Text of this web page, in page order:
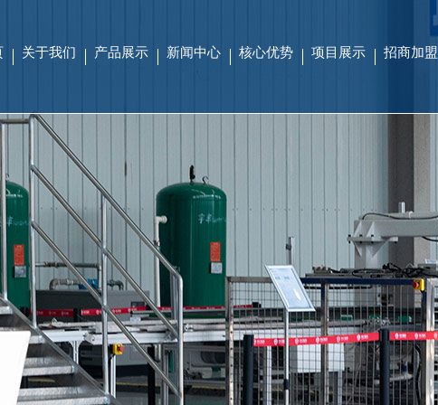
关于我们 产品展示 新闻中心 核心优势 项目展示 招商加盟